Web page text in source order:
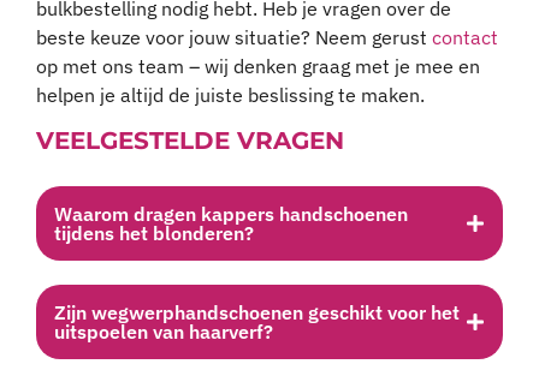
bulkbestelling nodig hebt. Heb je vragen over de
beste keuze voor jouw situatie? Neem gerust contact
op met ons team – wij denken graag met je mee en
helpen je altijd de juiste beslissing te maken.
VEELGESTELDE VRAGEN
Waarom dragen kappers handschoenen
tijdens het blonderen?
Zijn wegwerphandschoenen geschikt voor het
uitspoelen van haarverf?